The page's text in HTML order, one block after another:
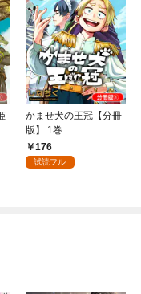
かませ犬の王冠【分冊
版】 1巻
176
試読フル